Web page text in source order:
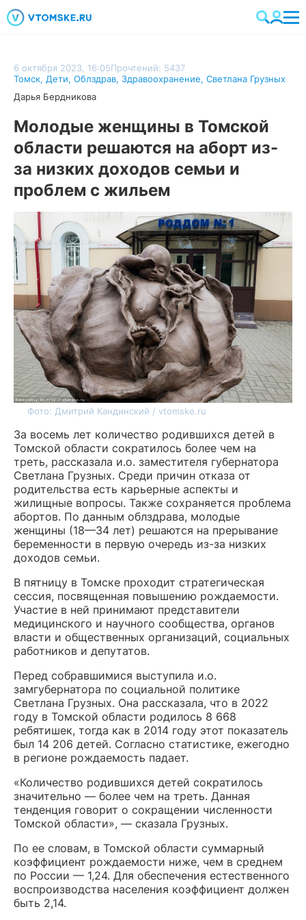
6 октября 2023, 16:05Прочтений: 5437
Томск, Дети, Облздрав, Здравоохранение, Светлана Грузных
Дарья Бердникова
Молодые женщины в Томской
области решаются на аборт из-
за низких доходов семьи и
проблем с жильем
Фото: Дмитрий Кандинский / vtomske.ru
За восемь лет количество родившихся детей в
Томской области сократилось более чем на
треть, рассказала и.о. заместителя губернатора
Светлана Грузных. Среди причин отказа от
родительства есть карьерные аспекты и
жилищные вопросы. Также сохраняется проблема
абортов. По данным облздрава, молодые
женщины (18—34 лет) решаются на прерывание
беременности в первую очередь из-за низких
доходов семьи.
В пятницу в Томске проходит стратегическая
сессия, посвященная повышению рождаемости.
Участие в ней принимают представители
медицинского и научного сообщества, органов
власти и общественных организаций, социальных
работников и депутатов.
Перед собравшимися выступила и.о.
замгубернатора по социальной политике
Светлана Грузных. Она рассказала, что в 2022
году в Томской области родилось 8 668
ребятишек, тогда как в 2014 году этот показатель
был 14 206 детей. Согласно статистике, ежегодно
в регионе рождаемость падает.
«Количество родившихся детей сократилось
значительно — более чем на треть. Данная
тенденция говорит о сокращении численности
Томской области», — сказала Грузных.
По ее словам, в Томской области суммарный
коэффициент рождаемости ниже, чем в среднем
по России — 1,24. Для обеспечения естественного
воспроизводства населения коэффициент должен
быть 2,14.